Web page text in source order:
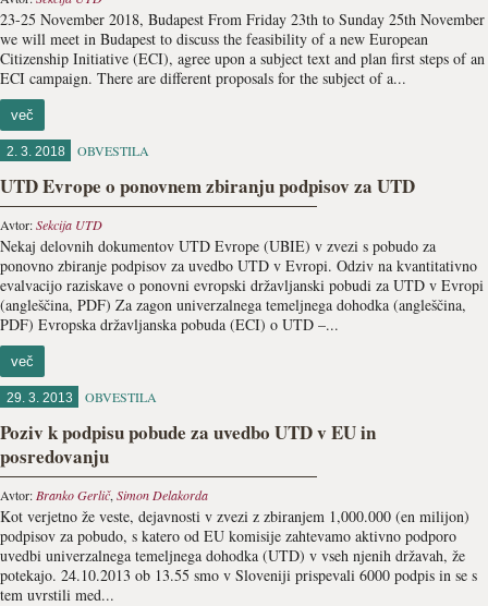
23-25 November 2018, Budapest From Friday 23th to Sunday 25th November
we will meet in Budapest to discuss the feasibility of a new European
Citizenship Initiative (ECI), agree upon a subject text and plan first steps of an
ECI campaign. There are different proposals for the subject of a...
več
2. 3. 2018 OBVESTILA
UTD Evrope o ponovnem zbiranju podpisov za UTD
Avtor:Sekcija UTD
Nekaj delovnih dokumentov UTD Evrope (UBIE) v zvezi s pobudo za
ponovno zbiranje podpisov za uvedbo UTD v Evropi. Odziv na kvantitativno
evalvacijo raziskave o ponovni evropski državljanski pobudi za UTD v Evropi
(angleščina, PDF) Za zagon univerzalnega temeljnega dohodka (angleščina,
PDF) Evropska državljanska pobuda (ECI) o UTD –...
več
29. 3. 2013 OBVESTILA
Poziv k podpisu pobude za uvedbo UTD v EU in
posredovanju
Avtor: Branko Gerlič, Simon Delakorda
Kot verjetno že veste, dejavnosti v zvezi z zbiranjem 1,000.000 (en milijon)
podpisov za pobudo, s katero od EU komisije zahtevamo aktivno podporo
uvedbi univerzalnega temeljnega dohodka (UTD) v vseh njenih državah, že
potekajo. 24.10.2013 ob 13.55 smo v Sloveniji prispevali 6000 podpis in se s
tem uvrstili med...